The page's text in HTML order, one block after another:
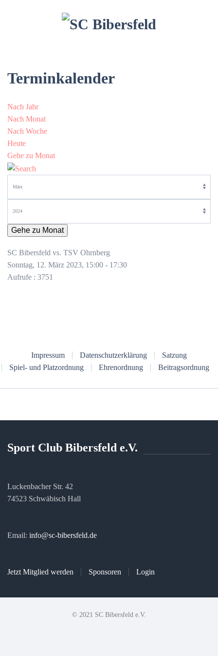
Terminkalender
Nach Jahr
Nach Monat
Nach Woche
Heute
Gehe zu Monat
Gehe zu Monat
SC Bibersfeld vs. TSV Ohrnberg
Sonntag, 12. März 2023, 15:00 - 17:30
Aufrufe : 3751
Impressum Datenschutzerklärung
Satzung
Spiel- und Platzordnung
Ehrenordnung Beitragsordnung
Sport Club Bibersfeld e.V.
Luckenbacher Str. 42
74523 Schwäbisch Hall
Email: info@sc-bibersfeld.de
Jetzt Mitglied werden Sponsoren Login
© 2021 SC Bibersfeld e.V.